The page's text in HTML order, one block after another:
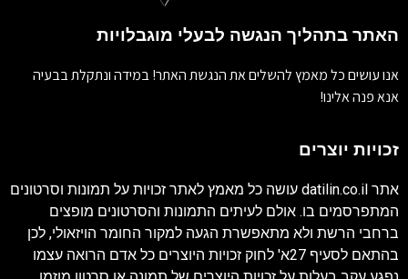
האתר בתהליך הנגשה לבעלי מוגבלויות
אנו עושים כל מאמץ להשלים את הנגשת האתר! במידה ונתקלת בבעיה
אנא פנה אלינו!
זכויות יוצרים
אתר datilin.co.il עושה כל מאמץ לאתר זכויות על תמונות וסרטונים
המתפרסמים בו. אולם לעיתים התמונות והסרטונים מופצים
ברחבי הרשת ולא מתאפשרת הגעה למקור החומר הויזאולי, לכן
בהתאם לסעיף 27א' לחוק זכויות היוצרים כל אדם הרואה עצמו